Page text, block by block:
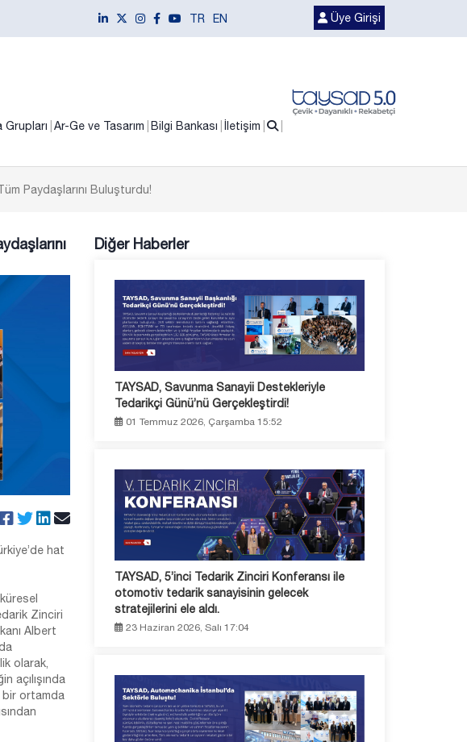
TR EN Üye Girişi
Grupları Ar-Ge ve Tasarım Bilgi Bankası İletişim
Paydaşlarını Buluşturdu!
hat
Zinciri
Albert
olarak,
açılışında
bir ortamda
Diğer Haberler
TAYSAD, Savunma Sanayii Destekleriyle
Tedarikçi Günü’nü Gerçekleştirdi!
01 Temmuz 2026, Çarşamba 15:52
TAYSAD, 5’inci Tedarik Zinciri Konferansı ile
otomotiv tedarik sanayisinin gelecek
stratejilerini ele aldı.
23 Haziran 2026, Salı 17:04